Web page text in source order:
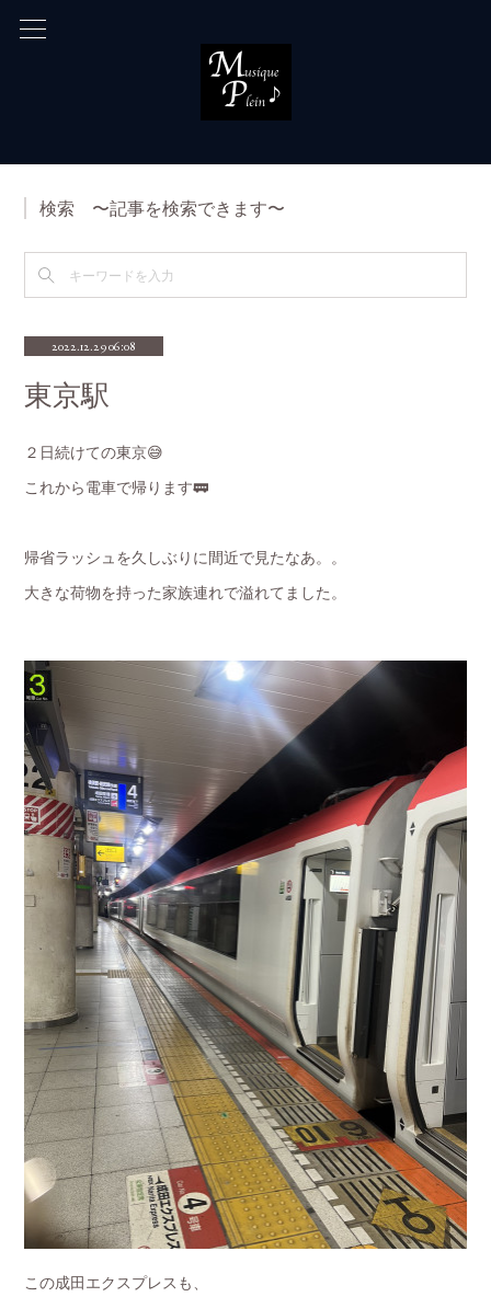
検索 〜記事を検索できます〜
2022.12.29 06:08
東京駅
２日続けての東京😅
これから電車で帰ります🚃
帰省ラッシュを久しぶりに間近で見たなあ。。
大きな荷物を持った家族連れで溢れてました。
この成田エクスプレスも、